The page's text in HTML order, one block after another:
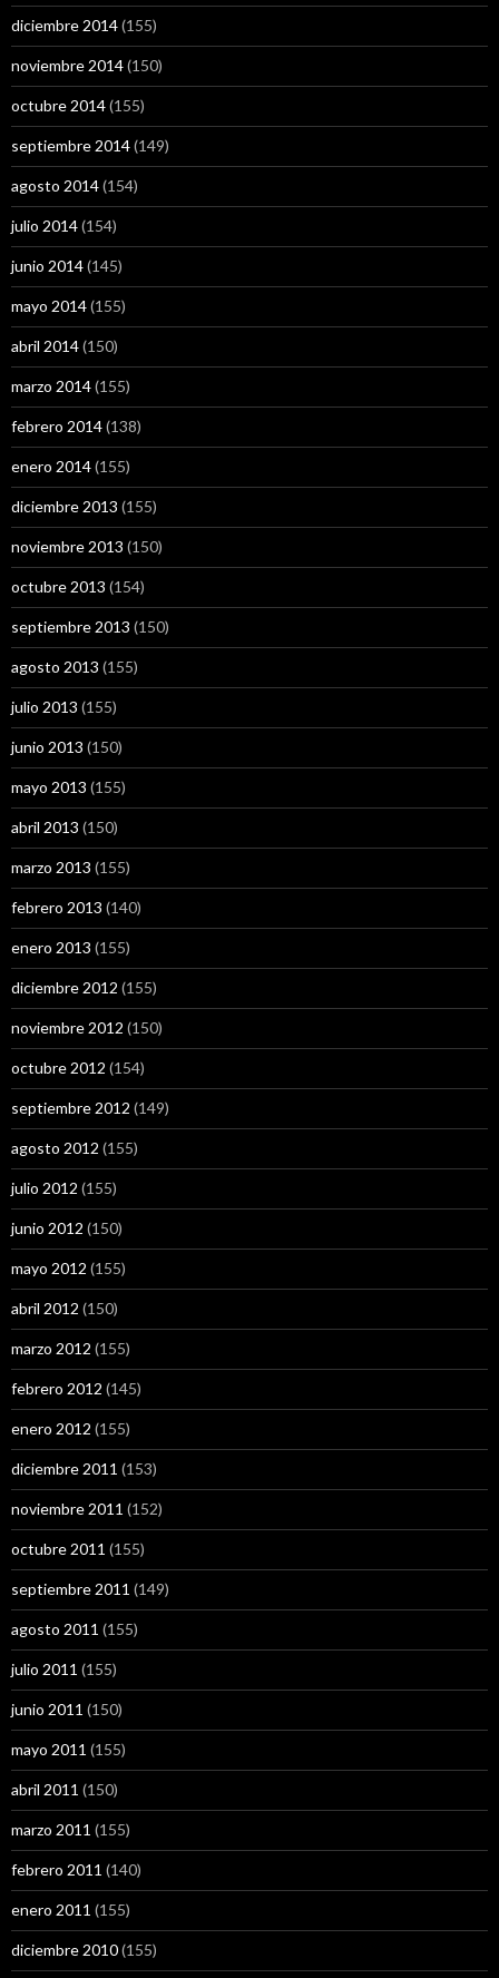
diciembre 2014(155)
noviembre 2014(150)
octubre 2014(155)
septiembre 2014(149)
agosto 2014(154)
julio 2014(154)
junio 2014(145)
mayo 2014(155)
abril 2014(150)
marzo 2014(155)
febrero 2014(138)
enero 2014(155)
diciembre 2013 (155)
noviembre 2013 (150)
octubre 2013 (154)
septiembre 2013 (150)
agosto 2013 (155)
julio 2013 (155)
junio 2013 (150)
mayo 2013 (155)
abril 2013 (150)
marzo 2013 (155)
febrero 2013 (140)
enero 2013 (155)
diciembre 2012 (155)
noviembre 2012 (150)
octubre 2012 (154)
septiembre 2012 (149)
agosto 2012 (155)
julio 2012 (155)
junio 2012 (150)
mayo 2012 (155)
abril 2012 (150)
marzo 2012 (155)
febrero 2012 (145)
enero 2012 (155)
diciembre 2011 (153)
noviembre 2011 (152)
octubre 2011 (155)
septiembre 2011 (149)
agosto 2011 (155)
julio 2011 (155)
junio 2011 (150)
mayo 2011 (155)
abril 2011 (150)
marzo 2011 (155)
febrero 2011 (140)
enero 2011 (155)
diciembre 2010(155)